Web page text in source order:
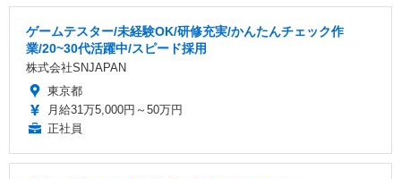
ゲームテスター/未経験OK/研修充実/かんたんチェック作
業/20~30代活躍中/スピード採用
株式会社SNJAPAN
東京都
月給31万5,000円～50万円
正社員